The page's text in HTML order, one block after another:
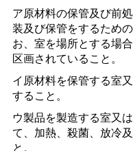
ア原材料の保管及び前
装及び保管をするため
お、室を場所とする場
区画されていること。
イ原材料を保管する室
すること。
ウ製品を製造する室又
て、加熱、殺菌、放冷
と。